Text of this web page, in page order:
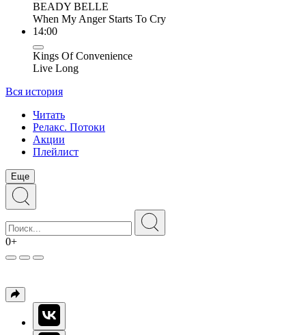
BEADY BELLE
When My Anger Starts To Cry
14:00
Kings Of Convenience
Live Long
Вся история
Читать
Релакс. Потоки
Акции
Плейлист
Еще
0+